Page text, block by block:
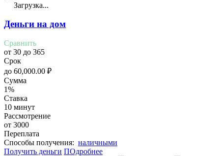
Загрузка...
Деньги на дом
Сравнить
от 30 до 365
Срок
до 60,000.00 ₽
Сумма
1%
Ставка
10 минут
Рассмотрение
от 3000
Переплата
Cпособы получения: наличными
Получить деньги ПОдробнее